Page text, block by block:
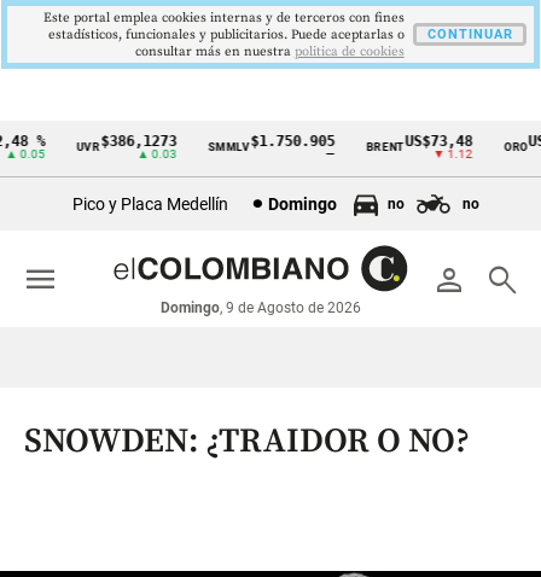
Cintillo
económicos
Colombia
% UVR$386,1273
▲ 0.03
SMMLV$1.750.905 BRENTUS$73,48
▼ 1.12
ORO
Pico y Placa Medellín Domingo no no
person search
Domingo, 9 de Agosto de 2026
menu
SNOWDEN: ¿TRAIDOR O NO?
Este portal emplea cookies internas y de terceros con fines
estadísticos, funcionales y publicitarios. Puede aceptarlas o
consultar más en nuestra politica de cookies
CONTINUAR